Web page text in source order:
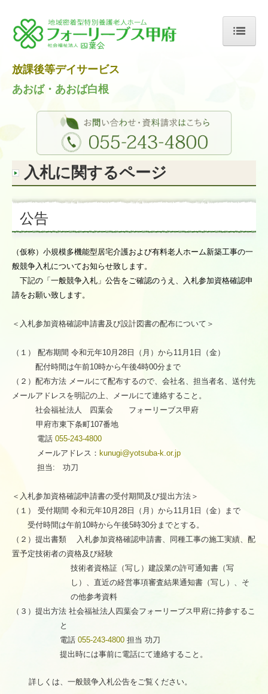
特別養護老人ホーム
ショートステイ
デイサービス
小規模多機能型居宅介護
入所のお手続きについて
VR施設案内
求人情報
お問い合わせ
会員専用ページ
放課後等デイサービス自己評価表を追加しました
入札に関するページ
放課後等デイサービス
あおば・あおば白根
入札に関するページ
公告
（仮称）小規模多機能型居宅介護および有料老人ホーム新築工事の一
般競争入札についてお知らせ致します。
下記の「一般競争入札」公告をご確認のうえ、入札参加資格確認申
請をお願い致します。
＜入札参加資格確認申請書及び設計図書の配布について＞
（１） 配布期間 令和元年10 月 28 日（月）から 11 月 1 日（金）
配付時間は午前10時から午後4時00分まで
（２）配布方法 メールにて配布するので、会社名、担当者名、送付先
メールアドレスを明記の上、メールにて連絡すること。
社会福祉法人 四葉会 フォーリーブス甲府
甲府市東下条町107番地
電話 055-243-4800
メールアドレス： kunugi@yotsuba-k.or.jp
担当 : 功刀
＜入札参加資格確認申請書の受付期間及び提出方法＞
（１） 受付期間 令和元年10 月 28 日（月）から 11 月 1 日（金）まで
受付時間は午前10時から午後5時30分までとする。
（２）提出書類 入札参加資格確認申請書、同種工事の施工実績、配
置予定技術者の資格及び経験
技術者資格証（写し）建設業の許可通知書（写
し）、直近の経営事項審査結果通知書（写し）、そ
の他参考資料
（３）提出方法 社会福祉法人四葉会フォーリーブス甲府に持参するこ
と
電話 055-243-4800 担当 功刀
提出時には事前に電話にて連絡すること。
詳しくは、一般競争入札公告をご覧ください。